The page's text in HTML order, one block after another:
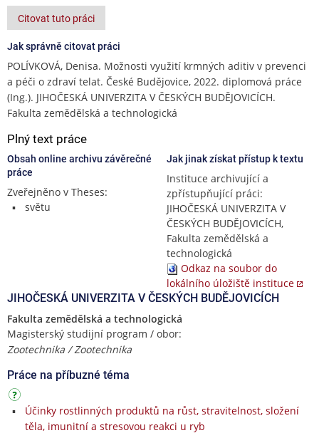
Citovat tuto práci
Jak správně citovat práci
POLÍVKOVÁ, Denisa. Možnosti využití krmných aditiv v prevenci
a péči o zdraví telat. České Budějovice, 2022. diplomová práce
(Ing.). JIHOČESKÁ UNIVERZITA V ČESKÝCH BUDĚJOVICÍCH.
Fakulta zemědělská a technologická
Plný text práce
Obsah online archivu závěrečné
práce
Zveřejněno v Theses:
světu
Jak jinak získat přístup k textu
Instituce archivující a
zpřístupňující práci:
JIHOČESKÁ UNIVERZITA V
ČESKÝCH BUDĚJOVICÍCH,
Fakulta zemědělská a
technologická
Odkaz na soubor do
lokálního úložiště instituce
JIHOČESKÁ UNIVERZITA V ČESKÝCH BUDĚJOVICÍCH
Fakulta zemědělská a technologická
Magisterský studijní program / obor:
Zootechnika / Zootechnika
Práce na příbuzné téma
Účinky rostlinných produktů na růst, stravitelnost, složení
těla, imunitní a stresovou reakci u ryb